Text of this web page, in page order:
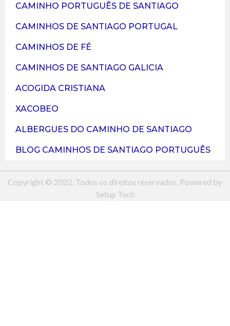
CAMINHO PORTUGUÊS DE SANTIAGO
CAMINHOS DE SANTIAGO PORTUGAL
CAMINHOS DE FÉ
CAMINHOS DE SANTIAGO GALICIA
ACOGIDA CRISTIANA
XACOBEO
ALBERGUES DO CAMINHO DE SANTIAGO
BLOG CAMINHOS DE SANTIAGO PORTUGUÊS
Copyright © 2022. Todos os direitos reservados. Powered by
Setup Tech